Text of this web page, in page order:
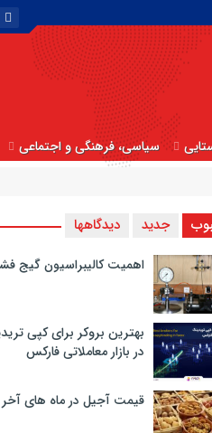
سیاسی، فرهنگی و اجتماعی
جدید دیدگاهها
اهمیت کالیبراسیون گیج
بهترین بروکر برای کپی‌
در بازار معاملاتی فارکس
قیمت آجیل در ماه های